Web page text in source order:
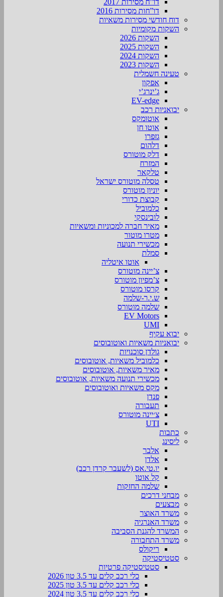
דו”חות מסירות 2016
דוח חודשי מסירות משאיות
השקות מקומיות
השקות 2026
השקות 2025
השקות 2024
השקות 2023
טעינה חשמלית
אפקון
ג’ינרג’י
EV-edge
יבואניות רכב
אוטומקס
אוטו חן
גזפרו
דלהום
דלק מוטורס
המזרח
טלקאר
טסלה מוטורס ישראל
יוניון מוטורס
קבוצת כדורי
כלמוביל
לובינסקי
מאיר חברה למכוניות ומשאיות
מטרו מוטור
מכשירי תנועה
סמלת
אוטו איטליה
צ’יינה מוטורס
צ’מפיון מוטורס
קרסו מוטורס
ש.י.ר-שלמה
שלמה מוטורס
EV Motors
UMI
יבוא עקיף
יבואניות משאיות ואוטובוסים
גולדן סוכנויות
כלמוביל משאיות, אוטובוסים
מאיר משאיות, אוטובוסים
מכשירי תנועה משאיות, אוטובוסים
מקס משאיות ואוטובוסים
פנדן
תעבורה
צ׳יינה מוטורס
UTI
כתבות
ליסינג
אלבר
אלדן
יו.טי.אס (לשעבר קרדן רכב)
קל אוטו
שלמה החזקות
מבחני דרכים
מבצעים
משרד האוצר
משרד האנרגיה
המשרד להגנת הסביבה
משרד התחבורה
ריקולס
סטטיסטיקה
סטטיסטיקה פרטיות
כלי רכב קלים עד 3.5 טון 2026
כלי רכב קלים עד 3.5 טון 2025
כלי רכב קלים עד 3.5 טון 2024